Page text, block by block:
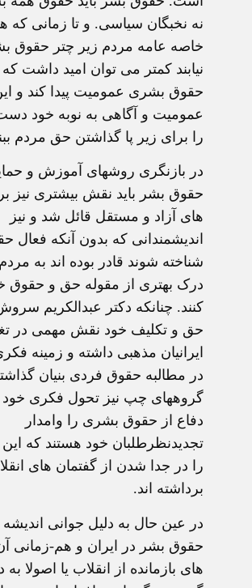
نه نخبگان سياسی. و تا زمانی که
خاصه عامه مردم زير چتر حقوق
نيابند کمتر می توان اميد داشت
حقوق بشری عموميت پيدا کند و
عموميت و آگاهی به نوبه خود
را برای زير پا گذاشتن حق مردم
در بازنگری روشهای آموزش و
حقوق بشر بايد نقش بيشتری نيز
های آزاد و مستقل قائل شد و نيز
انديشمندانی که بدون آنکه فعال
شناخته شوند قادر بوده اند به
درک بهتری از مقوله حق و حقوق
کنند. چنانکه دکتر عبدالکريم
حق و تکليف خود نقش مهمی در
ايرانيان مذهبی داشته و زمينه
در مطالبه حقوق فردی بنيان
گروههای چپ نيز تحول فکری
دفاع از حقوق بشری را وامدار
تجديدنظرطلبان خود هستند که
را در جدا شدن از گفتمان های
برداشته اند.
در عين حال به دليل جوانی انديشه
حقوق بشر در ايران و هم-زمانی آن
های بازمانده از انقلاب يا اصولا به